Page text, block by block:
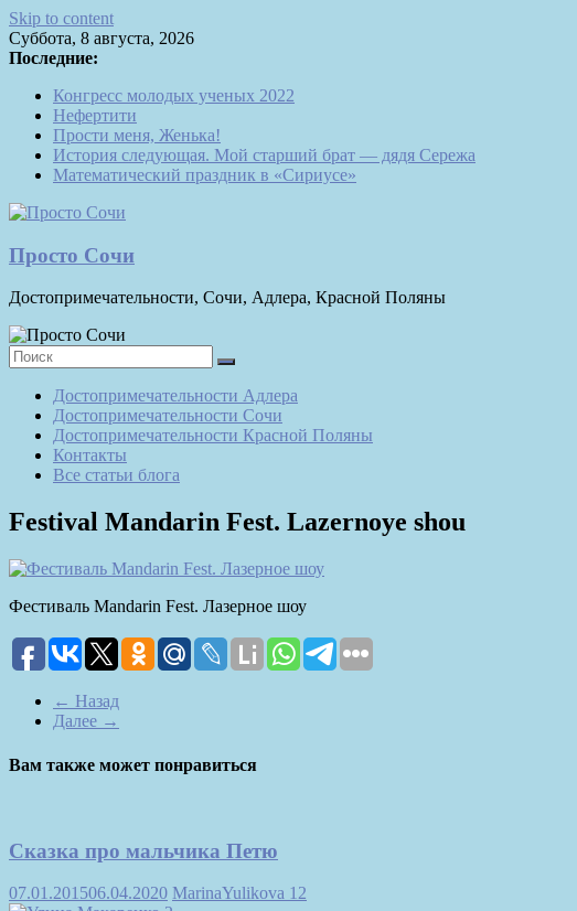
Skip to content
Суббота, 8 августа, 2026
Последние:
Конгресс молодых ученых 2022
Нефертити
Прости меня, Женька!
История следующая. Мой старший брат — дядя Сережа
Математический праздник в «Сириусе»
Просто Сочи
Достопримечательности, Сочи, Адлера, Красной Поляны
Достопримечательности Адлера
Достопримечательности Сочи
Достопримечательности Красной Поляны
Контакты
Все статьи блога
Festival Mandarin Fest. Lazernoye shou
Фестиваль Mandarin Fest. Лазерное шоу
← Назад
Далее →
Вам также может понравиться
Сказка про мальчика Петю
07.01.201506.04.2020 MarinaYulikova 12